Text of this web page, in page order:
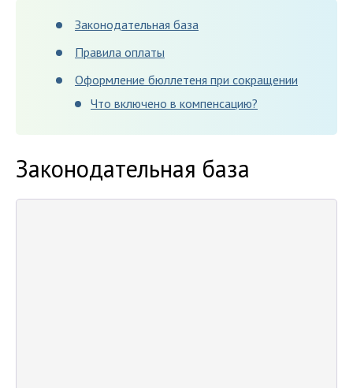
Законодательная база
Правила оплаты
Оформление бюллетеня при сокращении
Что включено в компенсацию?
Законодательная база